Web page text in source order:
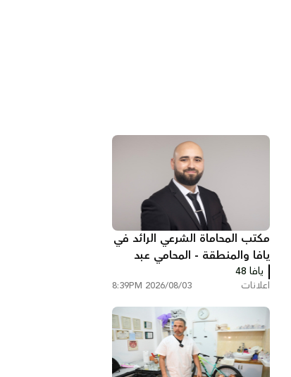
مكتب المحاماة الشرعي الرائد في
يافا والمنطقة - المحامي عبد
الفتاح محمد زبدة
يافا 48
اعلانات 2026/08/03 8:39PM